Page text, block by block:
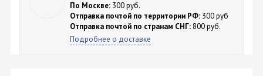
По Москве: 300 руб.
Отправка почтой по территории РФ: 300 руб
Отправка почтой по странам СНГ: 800 руб.
Подробнее о доставке